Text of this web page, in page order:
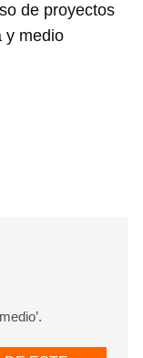
de proyectos
y medio